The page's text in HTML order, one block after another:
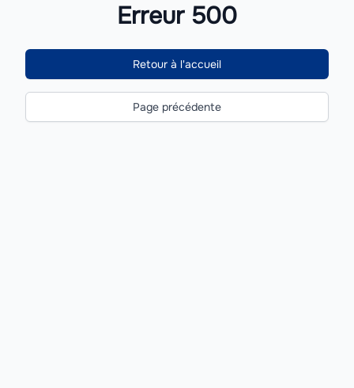
Erreur 500
Retour à l'accueil
Page précédente